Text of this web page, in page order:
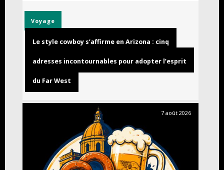
Voyage
Le style cowboy s’affirme en Arizona : cinq
adresses incontournables pour adopter l’esprit
du Far West
7 août 2026